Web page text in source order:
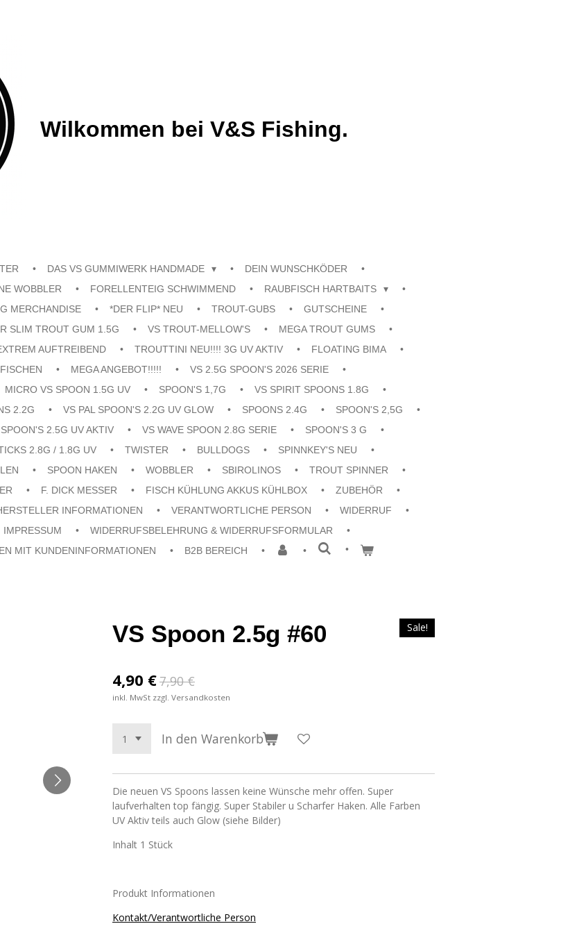
Wilkommen bei V&S Fishing.
DAS VS GUMMIWERK HANDMADE
DEIN WUNSCHKÖDER
WOBBLER FORELLENTEIG SCHWIMMEND
RAUBFISCH HARTBAITS
MERCHANDISE *DER FLIP* NEU TROUT-GUBS
GUTSCHEINE
SLIM TROUT GUM 1.5G VS TROUT-MELLOW'S
MEGA TROUT GUMS
AUFTREIBEND TROUTTINI NEU!!!! 3G UV AKTIV
FLOATING BIMA
MEGA ANGEBOT!!!!!
VS 2.5G SPOON'S 2026 SERIE
MICRO VS SPOON 1.5G UV SPOON'S 1,7G
VS SPIRIT SPOONS 1.8G
2.2G VS PAL SPOON'S 2.2G UV GLOW SPOONS 2.4G
SPOON'S 2,5G
2.5G UV AKTIV VS WAVE SPOON 2.8G SERIE
SPOON'S 3 G
2.8G / 1.8G UV TWISTER BULLDOGS
SPINNKEY'S NEU
SPOON HAKEN WOBBLER SBIROLINOS
TROUT SPINNER
F. DICK MESSER FISCH KÜHLUNG AKKUS KÜHLBOX
ZUBEHÖR
INFORMATIONEN VERANTWORTLICHE PERSON
WIDERRUF
IMPRESSUM
WIDERRUFSBELEHRUNG & WIDERRUFSFORMULAR
MIT KUNDENINFORMATIONEN
B2B BEREICH
VS Spoon 2.5g #60 Sale!
4,90 €7,90 €
inkl. MwSt zzgl. Versandkosten
In den Warenkorb
Die neuen VS Spoons lassen keine Wünsche mehr offen. Super
laufverhalten top fängig. Super Stabiler u Scharfer Haken. Alle Farben
UV Aktiv teils auch Glow (siehe Bilder)
Inhalt 1 Stück
Produkt Informationen
Kontakt/Verantwortliche Person